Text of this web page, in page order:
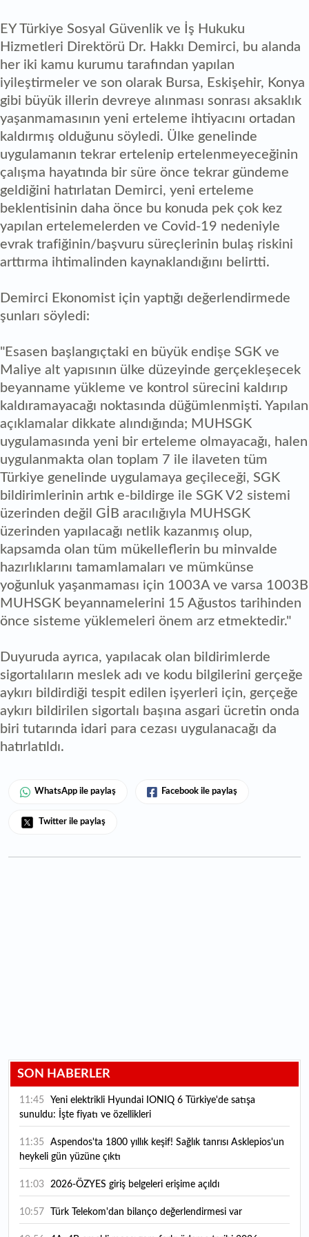
EY Türkiye Sosyal Güvenlik ve İş Hukuku
Hizmetleri Direktörü Dr. Hakkı Demirci, bu alanda
her iki kamu kurumu tarafından yapılan
iyileştirmeler ve son olarak Bursa, Eskişehir, Konya
gibi büyük illerin devreye alınması sonrası aksaklık
yaşanmamasının yeni erteleme ihtiyacını ortadan
kaldırmış olduğunu söyledi. Ülke genelinde
uygulamanın tekrar ertelenip ertelenmeyeceğinin
çalışma hayatında bir süre önce tekrar gündeme
geldiğini hatırlatan Demirci, yeni erteleme
beklentisinin daha önce bu konuda pek çok kez
yapılan ertelemelerden ve Covid-19 nedeniyle
evrak trafiğinin/başvuru süreçlerinin bulaş riskini
arttırma ihtimalinden kaynaklandığını belirtti.
Demirci Ekonomist için yaptığı değerlendirmede
şunları söyledi:
"Esasen başlangıçtaki en büyük endişe SGK ve
Maliye alt yapısının ülke düzeyinde gerçekleşecek
beyanname yükleme ve kontrol sürecini kaldırıp
kaldıramayacağı noktasında düğümlenmişti. Yapılan
açıklamalar dikkate alındığında; MUHSGK
uygulamasında yeni bir erteleme olmayacağı, halen
uygulanmakta olan toplam 7 ile ilaveten tüm
Türkiye genelinde uygulamaya geçileceği, SGK
bildirimlerinin artık e-bildirge ile SGK V2 sistemi
üzerinden değil GİB aracılığıyla MUHSGK
üzerinden yapılacağı netlik kazanmış olup,
kapsamda olan tüm mükelleflerin bu minvalde
hazırlıklarını tamamlamaları ve mümkünse
yoğunluk yaşanmaması için 1003A ve varsa 1003B
MUHSGK beyannamelerini 15 Ağustos tarihinden
önce sisteme yüklemeleri önem arz etmektedir."
Duyuruda ayrıca, yapılacak olan bildirimlerde
sigortalıların meslek adı ve kodu bilgilerini gerçeğe
aykırı bildirdiği tespit edilen işyerleri için, gerçeğe
aykırı bildirilen sigortalı başına asgari ücretin onda
biri tutarında idari para cezası uygulanacağı da
hatırlatıldı.
WhatsApp ile paylaş Facebook ile paylaş
Twitter ile paylaş
SON HABERLER
11:45
sunuldu: İşte fiyatı ve özellikleri
11:35
heykeli gün yüzüne çıktı
11:03 2026-ÖZYES giriş belgeleri erişime açıldı
10:57 Türk Telekom'dan bilanço değerlendirmesi var